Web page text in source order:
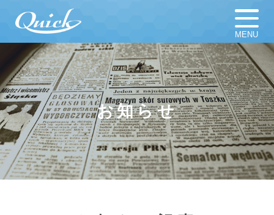
ホーム 足場材販売
足場材買取 足場材リース
仮設計画図 お知らせ
足場資材 新着新品／中古資材一覧
会社概要 採用情報
お知らせ
お知らせ記事
news